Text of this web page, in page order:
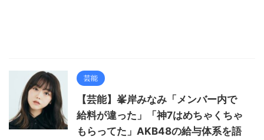
芸能
【芸能】峯岸みなみ「メンバー内で
給料が違った」「神7はめちゃくちゃ
もらってた」AKB48の給与体系を語